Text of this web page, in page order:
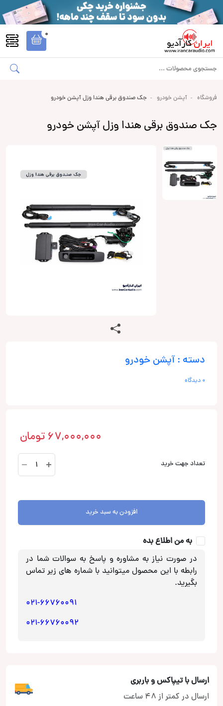
0
فروشگاه آپشن خودرو جک صندوق برقی هندا وزل آپشن خودرو
جک صندوق برقی هندا وزل آپشن خودرو
دسته : آپشن خودرو
0 دیدگاه
67,000,000 تومان
تعداد جهت خرید
جک
صندوق
افزودن به سبد خرید
به من اطلاع بده
در صورت نیاز به مشاوره و پاسخ به سوالات شما در
رابطه با این محصول میتوانید با شماره های زیر تماس
بگیرید.
021-66760091
021-66760092
ارسال با تیپاکس و باربری
ارسال در کمتر از 48 ساعت